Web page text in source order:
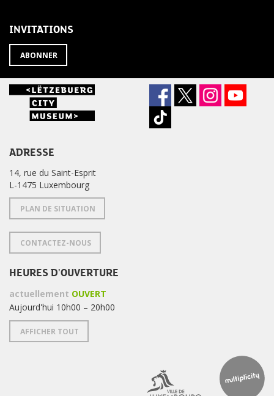
INVITATIONS
ABONNER
ADRESSE
14, rue du Saint-Esprit
L-1475 Luxembourg
PLAN DE SITUATION
CONTACTEZ-NOUS
HEURES D'OUVERTURE
actuellement OUVERT
Aujourd'hui 10h00 – 20h00
AFFICHER TOUT